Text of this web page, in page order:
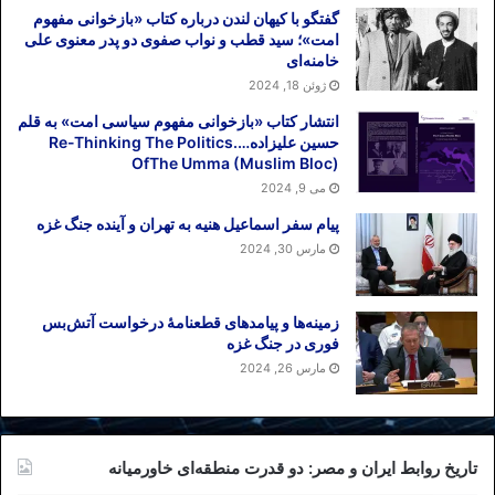
مشاهده می‌شود. این سه راهکار عبارت‌اند از
سازو‌کار مالی با اروپا (اینستکس)، نگاه به
شرق و اقتصاد مقاومتی.
در مورد ساز‌و‌کار مالی تا این‌جا لحن تهران
حاکی از ناخرسندی از اینستکس است. به‌رغم
این‌که طبق آخرین خبرها از نشست ایران و
اتحادیه اروپا، عباس عراقچی و هلگا اشمید از
«عملیاتی شدن» اینستکس خبر داده‌اند، تا
زمانی که این سازوکار آزمایش خود را پس
دهد، تردیدهای جدی درباره آن وجود دارد.
نگاه به شرق راه دیگر ایران برای کنار زدن ابر
بحران‌های اقتصادی‌اش است. منظور از نگاه
به شرق عمدتا عبارت است از تقویت پیوندهای
محرک پیمان همکاری شانگهای‌اند. اما آنچه این
گفتگو با کیهان لندن درباره کتاب «بازخوانی مفهوم
امت»؛ سید قطب و نواب صفوی دو پدر معنوی علی
خامنه‌ای
ژوئن 18, 2024
انتشار کتاب «بازخوانی مفهوم سیاسی امت» به قلم
حسین علیزاده….Re-Thinking The Politics
OfThe Umma (Muslim Bloc)
می 9, 2024
پیام سفر اسماعیل هنیه به تهران و آینده جنگ غزه
مارس 30, 2024
زمینه‌ها و پیامدهای قطعنامهٔ درخواست آتش‌بس
فوری در جنگ غزه
مارس 26, 2024
تاریخ روابط ایران و مصر: دو قدرت منطقه‌ای خاورمیانه